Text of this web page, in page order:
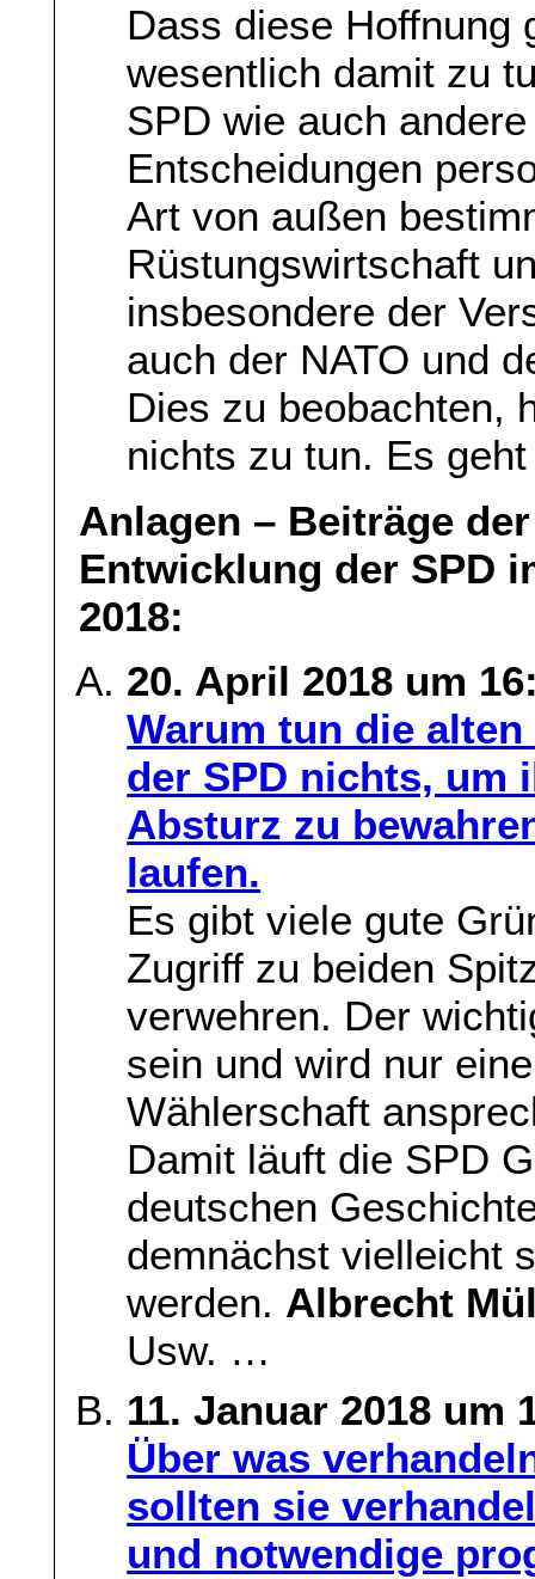
Dass diese Hoffnung
wesentlich damit zu
SPD wie auch
Entscheidungen
Art von außen
Rüstungswirtschaft
insbesondere der
auch der NATO und
Dies zu beobachten,
nichts zu tun. Es
Anlagen – Beiträge
Entwicklung der SPD
2018:
20. April 2018 um
Warum tun die
der SPD nichts, um
Absturz zu
laufen.
Es gibt viele gute
Zugriff zu beiden
verwehren. Der
sein und wird nur
Wählerschaft
Damit läuft die SPD
deutschen
demnächst vielleicht
werden. Albrecht
Usw. …
11. Januar 2018 um
Über was
sollten sie
und notwendige